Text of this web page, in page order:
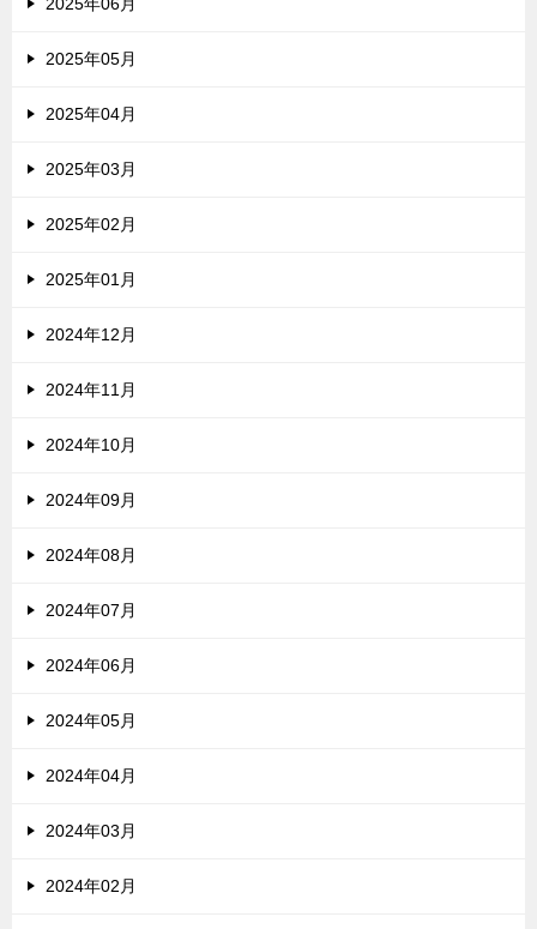
2025年05月
2025年04月
2025年03月
2025年02月
2025年01月
2024年12月
2024年11月
2024年10月
2024年09月
2024年08月
2024年07月
2024年06月
2024年05月
2024年04月
2024年03月
2024年02月